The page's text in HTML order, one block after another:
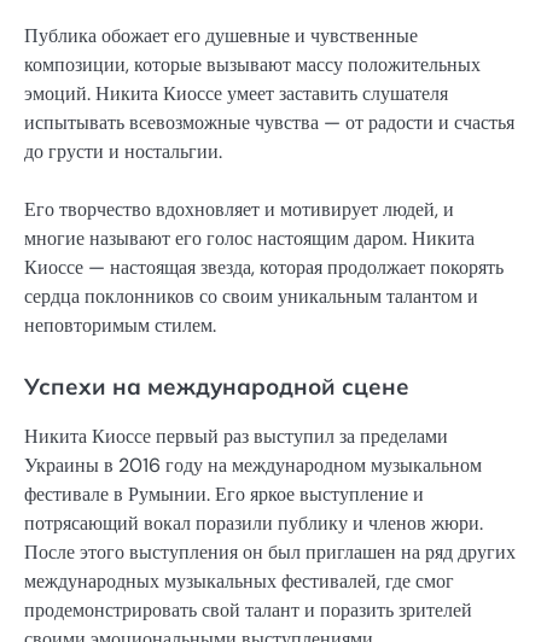
Публика обожает его душевные и чувственные
композиции, которые вызывают массу положительных
эмоций. Никита Киоссе умеет заставить слушателя
испытывать всевозможные чувства — от радости и счастья
до грусти и ностальгии.
Его творчество вдохновляет и мотивирует людей, и
многие называют его голос настоящим даром. Никита
Киоссе — настоящая звезда, которая продолжает покорять
сердца поклонников со своим уникальным талантом и
неповторимым стилем.
Успехи на международной сцене
Никита Киоссе первый раз выступил за пределами
Украины в 2016 году на международном музыкальном
фестивале в Румынии. Его яркое выступление и
потрясающий вокал поразили публику и членов жюри.
После этого выступления он был приглашен на ряд других
международных музыкальных фестивалей, где смог
продемонстрировать свой талант и поразить зрителей